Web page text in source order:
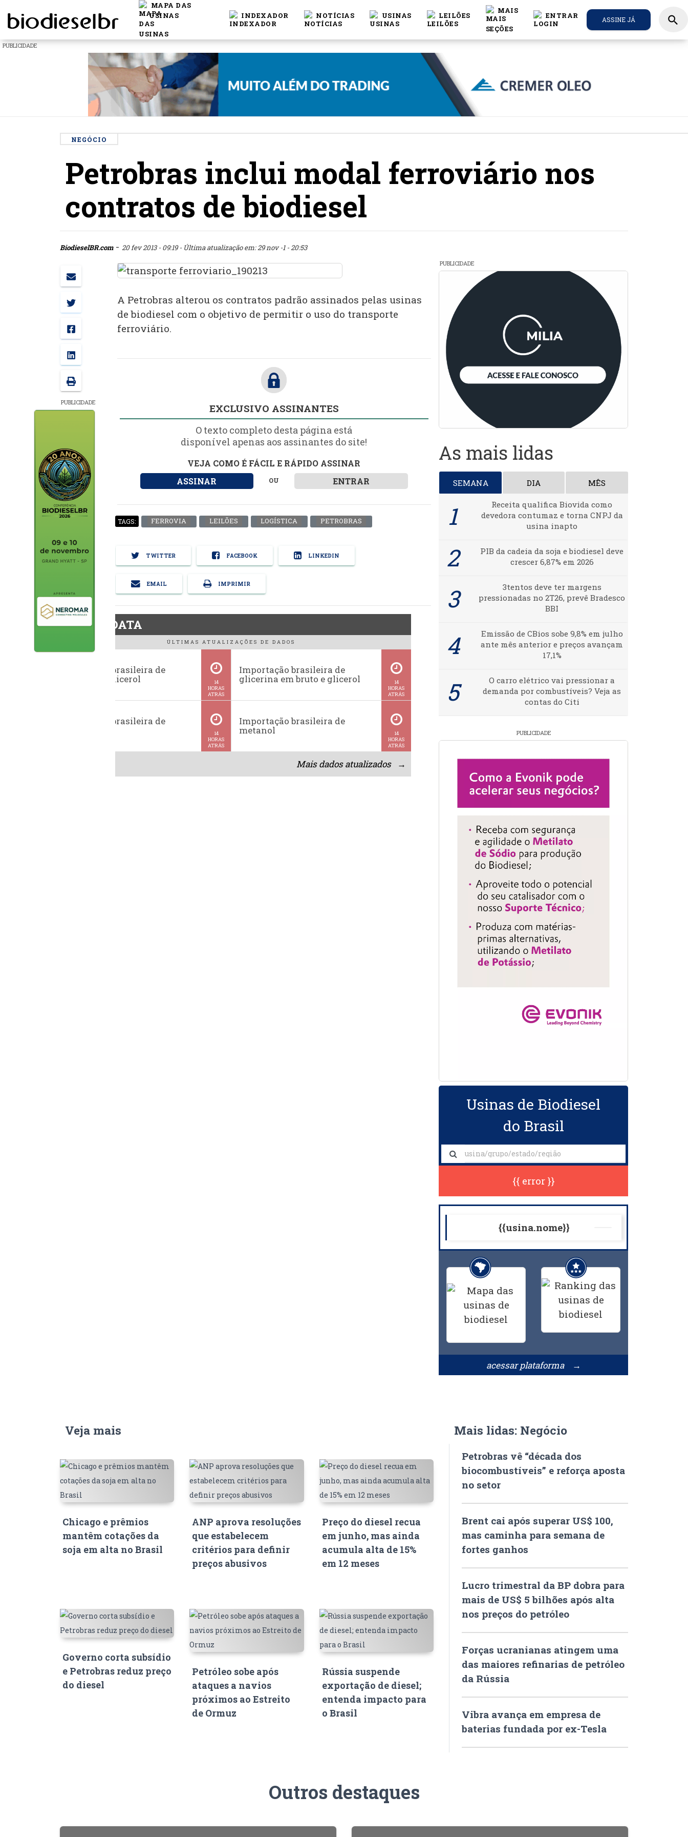
MAPA DAS
USINAS
INDEXADOR NOTÍCIAS USINAS LEILÕES
MAIS
ENTRAR ASSINE JÁ search
PUBLICIDADE
NEGÓCIO
Petrobras inclui modal ferroviário nos
contratos de biodiesel
BiodieselBR.com- 20 fev 2013 - 09:19- Última atualização em: 29 nov -1 - 20:53
PUBLICIDADE
A Petrobras alterou os contratos padrão assinados pelas usinas
de biodiesel com o objetivo de permitir o uso do transporte
ferroviário.
EXCLUSIVO ASSINANTES
O texto completo desta página está
disponível apenas aos assinantes do site!
VEJA COMO É FÁCIL E RÁPIDO ASSINAR
ASSINAR
OU ENTRAR
TAGS: FERROVIA LEILÕES LOGÍSTICA PETROBRAS
TWITTER FACEBOOK LINKEDIN
EMAIL IMPRIMIR
BiodieselDATA
ÚLTIMAS ATUALIZAÇÕES DE DADOS
Exportação brasileira de
glicerina e glicerol
14
HORAS
ATRÁS
Importação brasileira de
glicerina em bruto e glicerol
14
HORAS
ATRÁS
Exportação brasileira de
14
HORAS
ATRÁS
Importação brasileira de
metanol
14
HORAS
ATRÁS
Mais dados atualizados →
PUBLICIDADE
As mais lidas
SEMANA DIA MÊS
Receita qualifica Biovida como
devedora contumaz e torna CNPJ da
usina inapto
PIB da cadeia da soja e biodiesel deve
crescer 6,87% em 2026
3tentos deve ter margens
pressionadas no 2T26, prevê Bradesco
BBI
Emissão de CBios sobe 9,8% em julho
ante mês anterior e preços avançam
17,1%
O carro elétrico vai pressionar a
demanda por combustíveis? Veja as
contas do Citi
PUBLICIDADE
Usinas de Biodiesel
do Brasil
{{ error }}
{{usina.nome}}
acessar plataforma →
Veja mais
Chicago e prêmios
mantêm cotações da
soja em alta no Brasil
ANP aprova resoluções
que estabelecem
critérios para definir
preços abusivos
Preço do diesel recua
em junho, mas ainda
acumula alta de 15%
em 12 meses
Governo corta subsídio
e Petrobras reduz preço
do diesel
Petróleo sobe após
ataques a navios
próximos ao Estreito
de Ormuz
Rússia suspende
exportação de diesel;
entenda impacto para
o Brasil
Mais lidas: Negócio
Petrobras vê “década dos
biocombustíveis” e reforça aposta
no setor
Brent cai após superar US$ 100,
mas caminha para semana de
fortes ganhos
Lucro trimestral da BP dobra para
mais de US$ 5 bilhões após alta
nos preços do petróleo
Forças ucranianas atingem uma
das maiores refinarias de petróleo
da Rússia
Vibra avança em empresa de
baterias fundada por ex-Tesla
Outros destaques